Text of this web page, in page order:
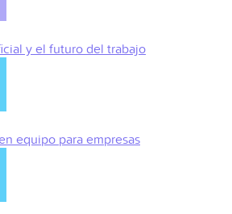
y el futuro del trabajo
equipo para empresas